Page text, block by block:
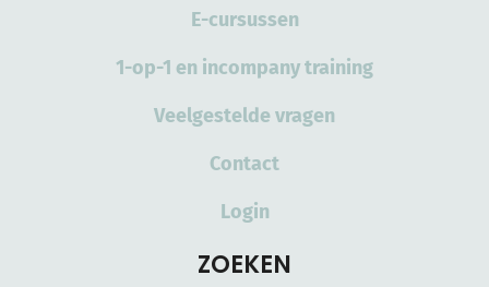
E-cursussen
1-op-1 en incompany training
Veelgestelde vragen
Contact
Login
ZOEKEN